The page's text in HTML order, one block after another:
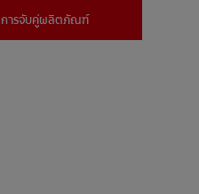
การจับคู่ผลิตภัณฑ์